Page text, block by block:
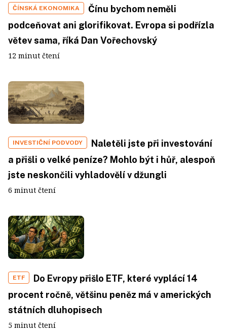
ČÍNSKÁ EKONOMIKA
Čínu bychom neměli
podceňovat ani glorifikovat. Evropa si podřízla
větev sama, říká Dan Vořechovský
12 minut čtení
INVESTIČNÍ PODVODY
Naletěli jste při investování
a přišli o velké peníze? Mohlo být i hůř, alespoň
jste neskončili vyhladovělí v džungli
6 minut čtení
ETF
Do Evropy přišlo ETF, které vyplácí 14
procent ročně, většinu peněz má v amerických
státních dluhopisech
5 minut čtení